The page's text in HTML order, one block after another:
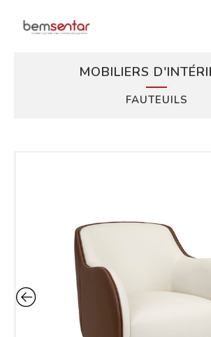
MOBILIERS
FAUTEUILS